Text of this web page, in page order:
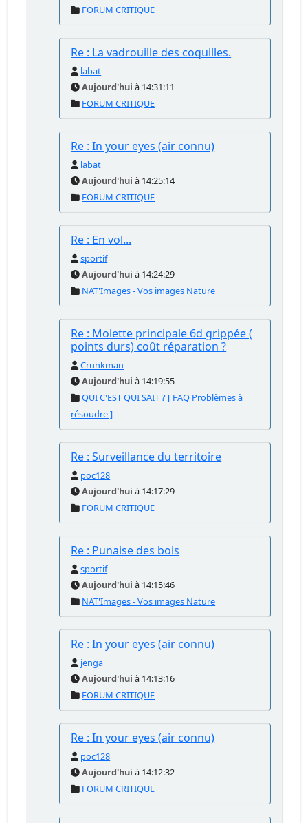
FORUM CRITIQUE
Re : La vadrouille des coquilles.
labat
Aujourd'hui à 14:31:11
FORUM CRITIQUE
Re : In your eyes (air connu)
labat
Aujourd'hui à 14:25:14
FORUM CRITIQUE
Re : En vol...
sportif
Aujourd'hui à 14:24:29
NAT'Images - Vos images Nature
Re : Molette principale 6d grippée (
points durs) coût réparation ?
Crunkman
Aujourd'hui à 14:19:55
QUI C'EST QUI SAIT ? [ FAQ Problèmes à
résoudre ]
Re : Surveillance du territoire
poc128
Aujourd'hui à 14:17:29
FORUM CRITIQUE
Re : Punaise des bois
sportif
Aujourd'hui à 14:15:46
NAT'Images - Vos images Nature
Re : In your eyes (air connu)
jenga
Aujourd'hui à 14:13:16
FORUM CRITIQUE
Re : In your eyes (air connu)
poc128
Aujourd'hui à 14:12:32
FORUM CRITIQUE